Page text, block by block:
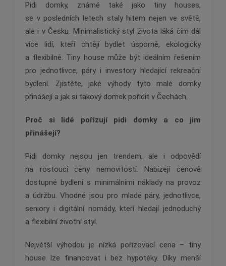
Pidi domky, známé také jako tiny houses,
se v posledních letech staly hitem nejen ve světě,
ale i v Česku. Minimalistický styl života láká čím dál
více lidí, kteří chtějí bydlet úsporně, ekologicky
a flexibilně. Tiny house může být ideálním řešením
pro jednotlivce, páry i investory hledající rekreační
bydlení. Zjistěte, jaké výhody tyto malé domky
přinášejí a jak si takový domek pořídit v Čechách.
Proč si lidé pořizují pidi domky a co jim
přinášejí?
Pidi domky nejsou jen trendem, ale i odpovědí
na rostoucí ceny nemovitostí. Nabízejí cenově
dostupné bydlení s minimálními náklady na provoz
a údržbu. Vhodné jsou pro mladé páry, jednotlivce,
seniory i digitální nomády, kteří hledají jednoduchý
a flexibilní životní styl.
Největší výhodou je nízká pořizovací cena – tiny
house lze financovat i bez hypotéky. Díky menší